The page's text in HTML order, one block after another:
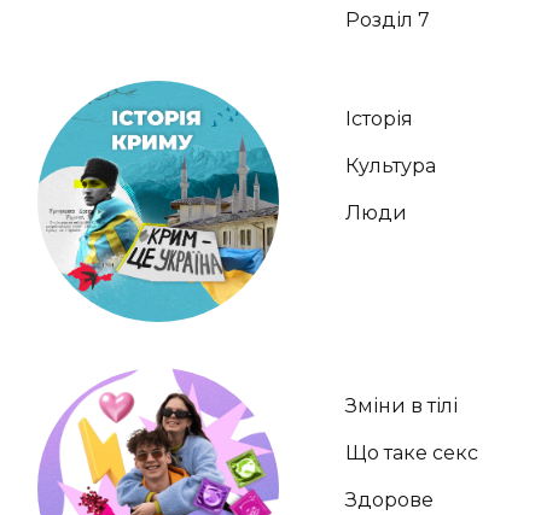
Розділ 7
Історія
Культура
Люди
Зміни в тілі
Що таке секс
Здорове